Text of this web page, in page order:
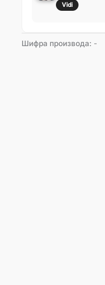
Vidi
Шифра производа: -